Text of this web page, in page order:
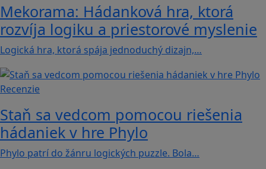
Mekorama: Hádanková hra, ktorá
rozvíja logiku a priestorové myslenie
Logická hra, ktorá spája jednoduchý dizajn,…
Recenzie
Staň sa vedcom pomocou riešenia
hádaniek v hre Phylo
Phylo patrí do žánru logických puzzle. Bola…